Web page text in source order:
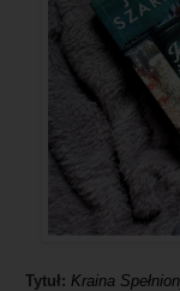
Tytuł: Kraina